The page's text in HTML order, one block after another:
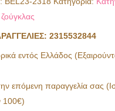
2315532844
εντός Ελλάδος
επόμενη παραγγελία σας
100€)